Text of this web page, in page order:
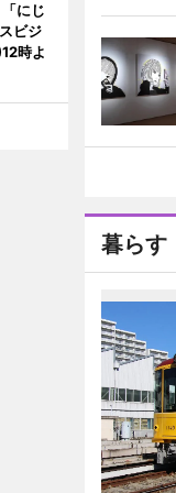
暮らす
にじ
ビジ
時よ